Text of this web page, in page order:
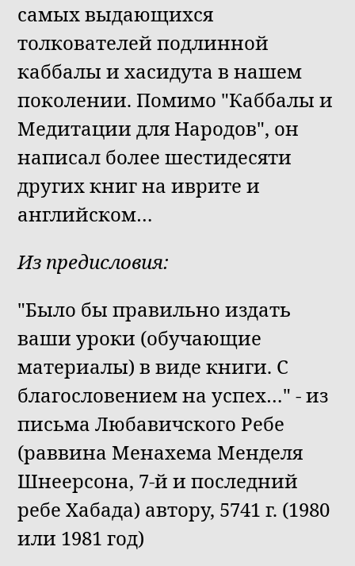
самых выдающихся
толкователей подлинной
каббалы и хасидута в нашем
поколении. Помимо "Каббалы и
Медитации для Народов", он
написал более шестидесяти
других книг на иврите и
английском…
Из предисловия:
"Было бы правильно издать
ваши уроки (обучающие
материалы) в виде книги. С
благословением на успех…" - из
письма Любавичского Ребе
(раввина Менахема Менделя
Шнеерсона, 7-й и последний
ребе Хабада) автору, 5741 г. (1980
или 1981 год)